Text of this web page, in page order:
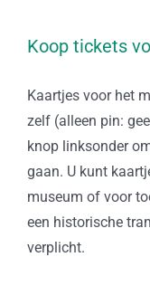
Koop tickets
Kaartjes voor het
zelf (alleen pin:
knop linksonder
gaan. U kunt
museum of voor
een historische
verplicht.